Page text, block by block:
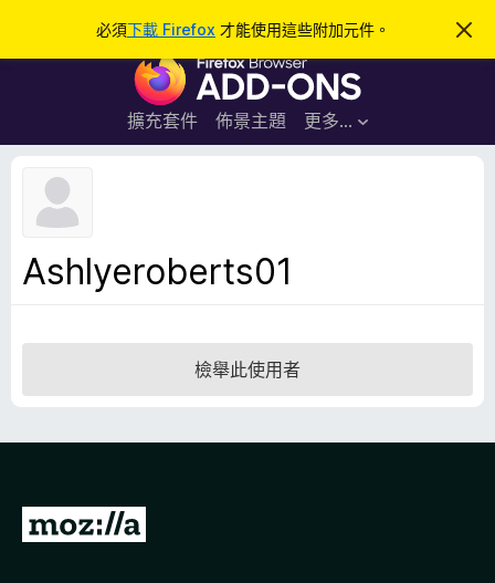
必須下載 Firefox 才能使用這些附加元件。
忽
此
F
r
e
覽
加
元
擴充套件 佈景主題 更多…
登入
Ashlyeroberts01
檢舉此使用者
前